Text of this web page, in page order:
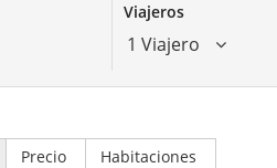
Viajeros
1 Viajero
Precio Habitaciones